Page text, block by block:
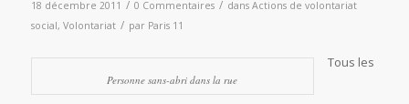
18 décembre 2011 / 0 Commentaires / dans Actions de volontariat
social, Volontariat / par Paris 11
Personne sans-abri dans la rue
Tous les